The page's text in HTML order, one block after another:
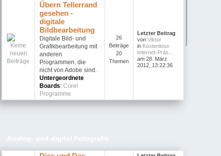
Übern Tellerrand
gesehen -
digitale
Bildbearbeitung
Digitale Bild- und
Grafikbearbeitung mit
anderen
Programmen, die
nicht von Adobe sind.
Untergeordnete
Boards: Corel
Programme
26
Beiträge
20
Themen
Letzter Beitrag
vonViktor
in Kostenlose
Internet-Präs...
am 28. März
2012, 13:22:36